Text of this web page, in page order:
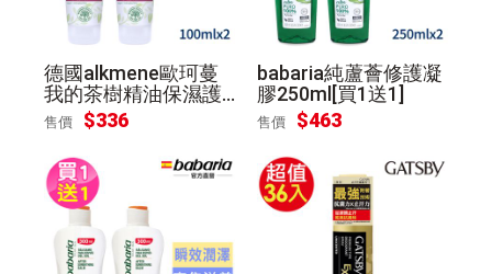
德國alkmene歐珂蔓
我的茶樹精油保濕護
足霜100ml[買1送1]
售價 $336
babaria純蘆薈修護凝
膠250ml[買1送1]
售價 $463